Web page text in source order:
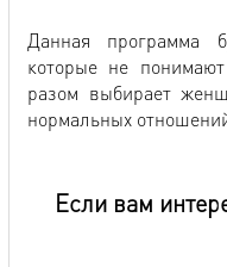
Данная программа
которые не
разом выбирает
нормальных
Если вам